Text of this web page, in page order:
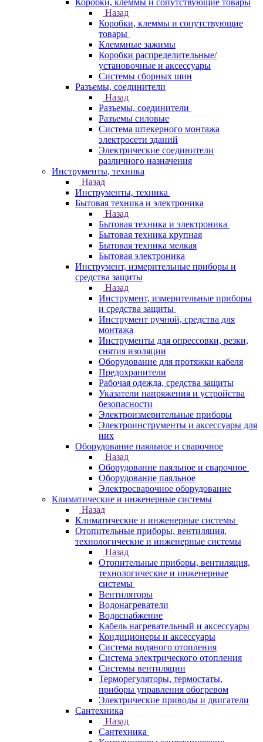
Коробки, клеммы и сопутствующие товары
Назад
Коробки, клеммы и сопутствующие
товары
Клеммные зажимы
Коробки распределительные/
установочные и аксессуары
Системы сборных шин
Разъемы, соединители
Назад
Разъемы, соединители
Разъемы силовые
Система штекерного монтажа
электросети зданий
Электрические соединители
различного назначения
Инструменты, техника
Назад
Инструменты, техника
Бытовая техника и электроника
Назад
Бытовая техника и электроника
Бытовая техника крупная
Бытовая техника мелкая
Бытовая электроника
Инструмент, измерительные приборы и
средства защиты
Назад
Инструмент, измерительные приборы
и средства защиты
Инструмент ручной, средства для
монтажа
Инструменты для опрессовки, резки,
снятия изоляции
Оборудование для протяжки кабеля
Предохранители
Рабочая одежда, средства защиты
Указатели напряжения и устройства
безопасности
Электроизмерительные приборы
Электроинструменты и аксессуары для
них
Оборудование паяльное и сварочное
Назад
Оборудование паяльное и сварочное
Оборудование паяльное
Электросварочное оборудование
Климатические и инженерные системы
Назад
Климатические и инженерные системы
Отопительные приборы, вентиляция,
технологические и инженерные системы
Назад
Отопительные приборы, вентиляция,
технологические и инженерные
системы
Вентиляторы
Водонагреватели
Водоснабжение
Кабель нагревательный и аксессуары
Кондиционеры и аксессуары
Система водяного отопления
Система электрического отопления
Системы вентиляции
Терморегуляторы, термостаты,
приборы управления обогревом
Электрические приводы и двигатели
Сантехника
Назад
Сантехника